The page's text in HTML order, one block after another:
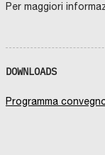
Per maggiori
DOWNLOADS
Programma